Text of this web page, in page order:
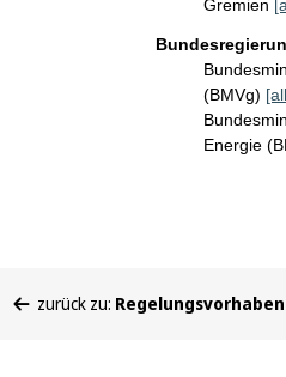
Gremien
(BMVg)
Energie
befinden
zurück zu: Regelungsvorhaben